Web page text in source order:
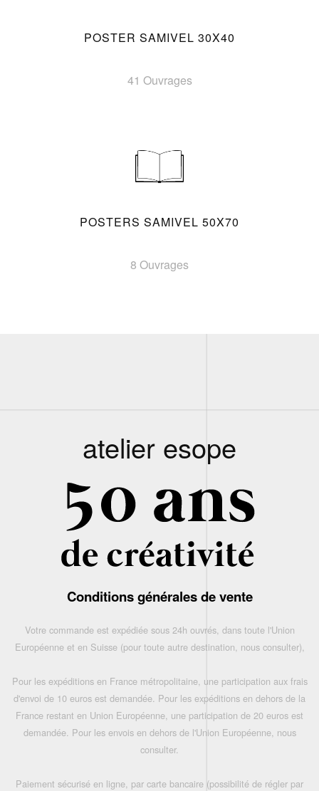
POSTER SAMIVEL 30X40
41 Ouvrages
POSTERS SAMIVEL 50X70
8 Ouvrages
atelier esope
Conditions générales de vente
Votre commande est expédiée sous 24h ouvrés, dans toute l'Union
Européenne et en Suisse (pour toute autre destination, nous consulter),
Pour les expéditions en France métropolitaine, une participation aux frais
d'envoi de 10 euros est demandée. Pour les expéditions en dehors de la
France restant en Union Européenne, une participation de 20 euros est
demandée. Pour les envois en dehors de l'Union Européenne, nous
consulter.
Paiement sécurisé en ligne, par carte bancaire (possibilité de régler par